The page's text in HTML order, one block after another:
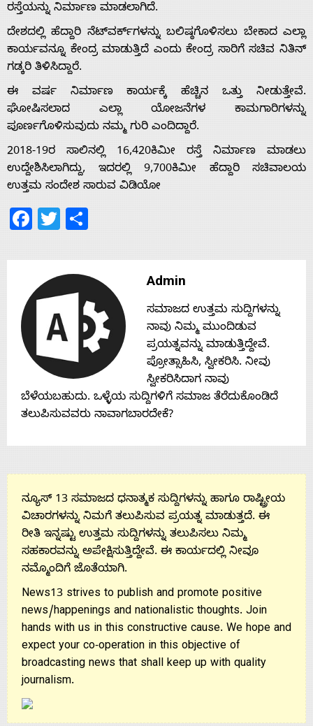
Home
About
Us
Advertise
With
Contact
Us
ರಸ್ತೆಯನ್ನು ನಿರ್ಮಾಣ ಮಾಡಲಾಗಿದೆ.
ದೇಶದಲ್ಲಿ ಹೆದ್ದಾರಿ ನೆಟ್‌ವರ್ಕ್‌ಗಳನ್ನು ಬಲಿಷ್ಠಗೊಳಿಸಲು ಬೇಕಾದ ಎಲ್ಲಾ
ಕಾರ್ಯವನ್ನೂ ಕೇಂದ್ರ ಮಾಡುತ್ತಿದೆ ಎಂದು ಕೇಂದ್ರ ಸಾರಿಗೆ ಸಚಿವ ನಿತಿನ್
ಗಡ್ಕರಿ ತಿಳಿಸಿದ್ದಾರೆ.
ಈ ವರ್ಷ ನಿರ್ಮಾಣ ಕಾರ್ಯಕ್ಕೆ ಹೆಚ್ಚಿನ ಒತ್ತು ನೀಡುತ್ತೇವೆ.
ಘೋಷಿಸಲಾದ ಎಲ್ಲಾ ಯೋಜನೆಗಳ ಕಾಮಗಾರಿಗಳನ್ನು
ಪೂರ್ಣಗೊಳಿಸುವುದು ನಮ್ಮ ಗುರಿ ಎಂದಿದ್ದಾರೆ.
2018-19ರ ಸಾಲಿನಲ್ಲಿ 16,420ಕಿಮೀ ರಸ್ತೆ ನಿರ್ಮಾಣ ಮಾಡಲು
ಉದ್ದೇಶಿಸಿಲಾಗಿದ್ದು, ಇದರಲ್ಲಿ 9,700ಕಿಮೀ ಹೆದ್ದಾರಿ ಸಚಿವಾಲಯ
ಉತ್ತಮ ಸಂದೇಶ ಸಾರುವ ವಿಡಿಯೋ
Facebook
Twitter
Admin
ಸಮಾಜದ ಉತ್ತಮ ಸುದ್ದಿಗಳನ್ನು
ನಾವು ನಿಮ್ಮ ಮುಂದಿಡುವ
ಪ್ರಯತ್ನವನ್ನು ಮಾಡುತ್ತಿದ್ದೇವೆ.
ಪ್ರೋತ್ಸಾಹಿಸಿ, ಸ್ವೀಕರಿಸಿ. ನೀವು
ಸ್ವೀಕರಿಸಿದಾಗ ನಾವು
ಬೆಳೆಯಬಹುದು. ಒಳ್ಳೆಯ ಸುದ್ದಿಗಳಿಗೆ ಸಮಾಜ ತೆರೆದುಕೊಂಡಿದೆ
ತಲುಪಿಸುವವರು ನಾವಾಗಬಾರದೇಕೆ?
ನ್ಯೂಸ್ 13 ಸಮಾಜದ ಧನಾತ್ಮಕ ಸುದ್ದಿಗಳನ್ನು ಹಾಗೂ ರಾಷ್ಟ್ರೀಯ
ವಿಚಾರಗಳನ್ನು ನಿಮಗೆ ತಲುಪಿಸುವ ಪ್ರಯತ್ನ ಮಾಡುತ್ತದೆ. ಈ
ರೀತಿ ಇನ್ನಷ್ಟು ಉತ್ತಮ ಸುದ್ದಿಗಳನ್ನು ತಲುಪಿಸಲು ನಿಮ್ಮ
ಸಹಕಾರವನ್ನು ಅಪೇಕ್ಷಿಸುತ್ತಿದ್ದೇವೆ. ಈ ಕಾರ್ಯದಲ್ಲಿ ನೀವೂ
ನಮ್ಮೊಂದಿಗೆ ಜೊತೆಯಾಗಿ.
News13 strives to publish and promote positive
news/happenings and nationalistic thoughts. Join
hands with us in this constructive cause. We hope and
expect your co-operation in this objective of
broadcasting news that shall keep up with quality
journalism.